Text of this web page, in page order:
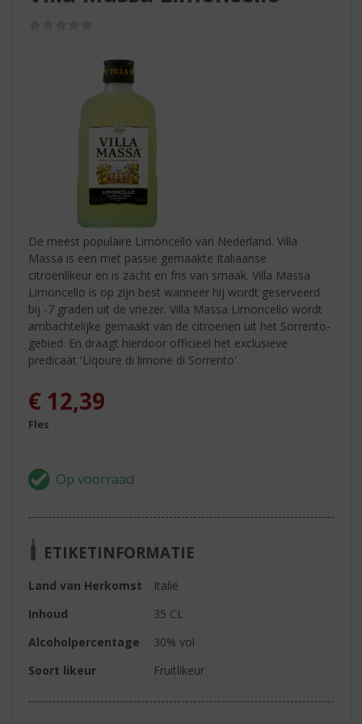
De meest populaire Limoncello van Nederland. Villa
Massa is een met passie gemaakte Italiaanse
citroenlikeur en is zacht en fris van smaak. Villa Massa
Limoncello is op zijn best wanneer hij wordt geserveerd
bij -7 graden uit de vriezer. Villa Massa Limoncello wordt
ambachtelijke gemaakt van de citroenen uit het Sorrento-
gebied. En draagt hierdoor officieel het exclusieve
predicaat 'Liqoure di limone di Sorrento'.
€ 12,39
Fles
ETIKETINFORMATIE
Land van Herkomst
Italië
Inhoud
35 CL
Alcoholpercentage
30% vol
Soort likeur
Fruitlikeur